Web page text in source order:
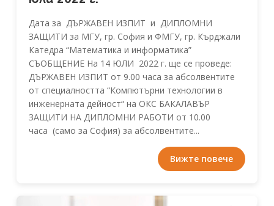
Дата за ДЪРЖАВЕН ИЗПИТ и ДИПЛОМНИ
ЗАЩИТИ за МГУ, гр. София и ФМГУ, гр. Кърджали
Катедра “Математика и информатика”
СЪОБЩЕНИЕ На 14 ЮЛИ 2022 г. ще се проведе:
ДЪРЖАВЕН ИЗПИТ от 9.00 часа за абсолвентите
от специалността “Компютърни технологии в
инженерната дейност“ на ОКС БАКАЛАВЪР
ЗАЩИТИ НА ДИПЛОМНИ РАБОТИ от 10.00
часа (само за София) за абсолвентите...
Вижте повече